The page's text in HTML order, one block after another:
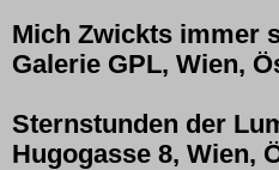
Mich Zwickts immer
Galerie GPL, Wien,
Sternstunden der
Hugogasse 8, Wien,